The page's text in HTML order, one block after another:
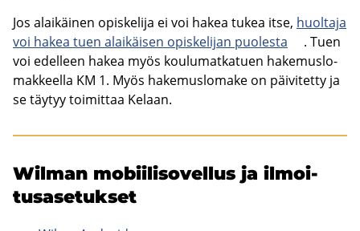
Jos alai­käi­nen opis­ke­li­ja ei voi hakea tukea itse, huol­ta­ja
voi hakea tuen alai­käi­sen opis­ke­li­jan puo­les­ta
. Tuen
voi edel­leen hakea myös kou­lu­mat­ka­tuen ha­ke­mus­lo­
mak­keel­la KM 1. Myös ha­ke­mus­lo­ma­ke on päi­vi­tet­ty ja
se täy­tyy toi­mit­taa Ke­laan.
Wilman mo­bii­li­so­vel­lus ja il­moi­
tus­a­se­tuk­set